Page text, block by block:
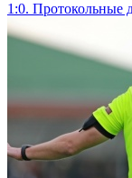
1:0. Протокольные